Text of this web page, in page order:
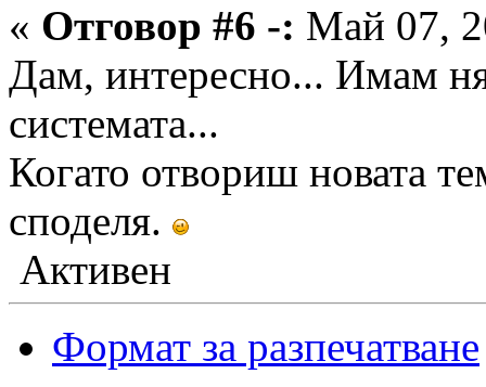
« Отговор #6 -: Май 07,
Дам, интересно... Имам
системата...
Когато отвориш новата
споделя.
Активен
Формат за разпечатване